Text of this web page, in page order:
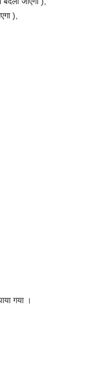
),
गया ।